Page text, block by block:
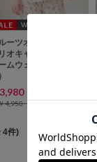
WEB限定アイテム
ーツオブザルーム×サ
オキャラクターズ／
ムウェア（上下セッ
（税込）
4,950（税込）
4件)